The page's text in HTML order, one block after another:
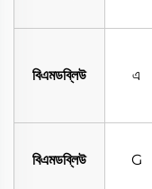
বিএমডব্লিউ এ
বিএমডব্লিউ G